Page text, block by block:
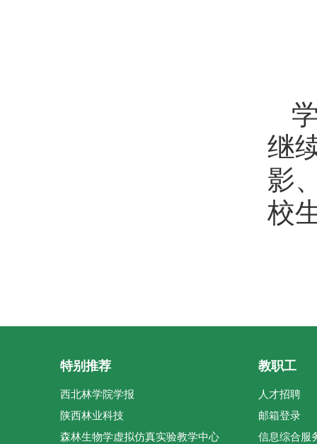
继
影
校
特别推荐
西北林学院学报
陕西林业科技
森林生物学虚拟仿真实验教学中心
教职工
人才招聘
邮箱登录
信息综合服